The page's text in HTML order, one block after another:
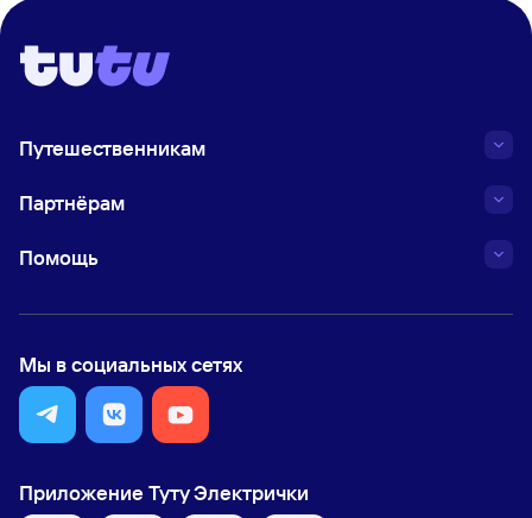
Путешественникам
Партнёрам
Помощь
Мы в социальных сетях
Приложение Туту Электрички